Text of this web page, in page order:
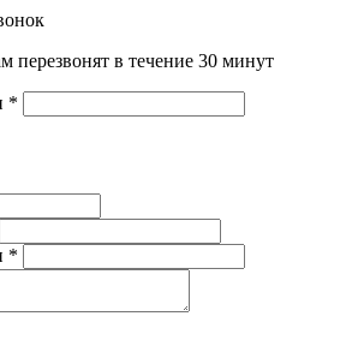
перезвонят в течение 30 минут
*
*